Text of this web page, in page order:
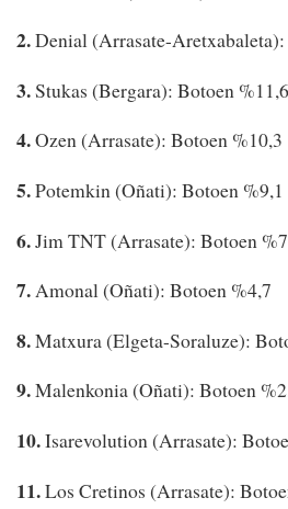
2.Denial (Arrasate-
3.Stukas (Bergara): Botoen %11,6
4.Ozen (Arrasate): Botoen %10,3
5.Potemkin (Oñati): Botoen %9,1
6.Jim TNT (Arrasate): Botoen
7.Amonal (Oñati): Botoen %4,7
8.Matxura (Elgeta-Soraluze):
9.Malenkonia (Oñati): Botoen
10.Isarevolution (Arrasate):
11.Los Cretinos (Arrasate):